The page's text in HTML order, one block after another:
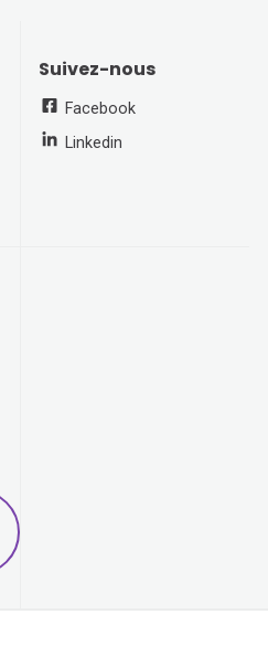
Suivez-nous
Facebook
Linkedin